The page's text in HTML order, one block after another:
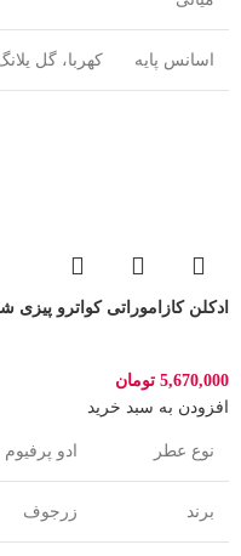
اسانس پایه کهربا، گل
ادکلن کازاموراتی کواترو پیزی
5,670,000 تومان
افزودن به سبد خرید
نوع عطر ادو پرفیوم
برند زرجوف